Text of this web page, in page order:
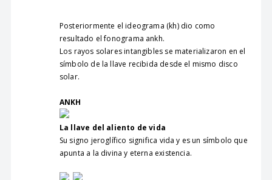
Posteriormente el ideograma (kh) dio como
resultado el fonograma ankh.
Los rayos solares intangibles se materializaron en el
símbolo de la llave recibida desde el mismo disco
solar.
ANKH
La llave del aliento de vida
Su signo jeroglífico significa vida y es un símbolo que
apunta a la divina y eterna existencia.